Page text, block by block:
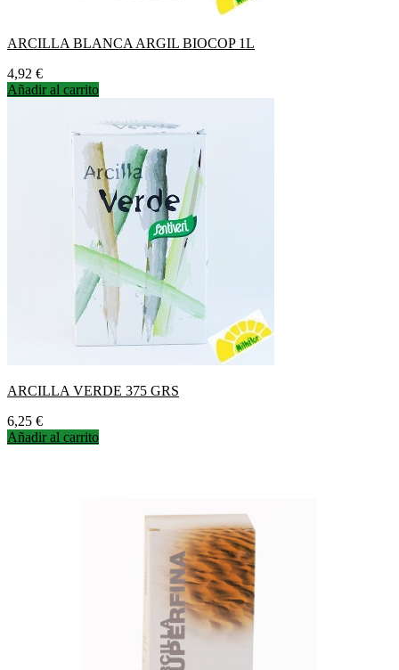
ARCILLA BLANCA ARGIL BIOCOP 1L
Precio
4,92 €
Añadir al carrito
ARCILLA VERDE 375 GRS
Precio
6,25 €
Añadir al carrito